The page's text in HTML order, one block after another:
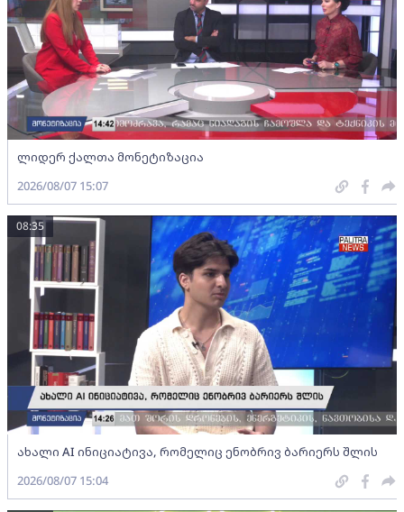
ლიდერ ქალთა მონეტიზაცია
2026/08/07 15:07
ახალი AI ინიციატივა, რომელიც ენობრივ ბარიერს შლის
08:35
2026/08/07 15:04